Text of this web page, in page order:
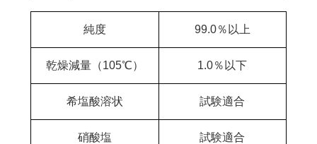
純度 99.0％以上
乾燥減量（105℃） 1.0％以下
希塩酸溶状 試験適合
硝酸塩 試験適合